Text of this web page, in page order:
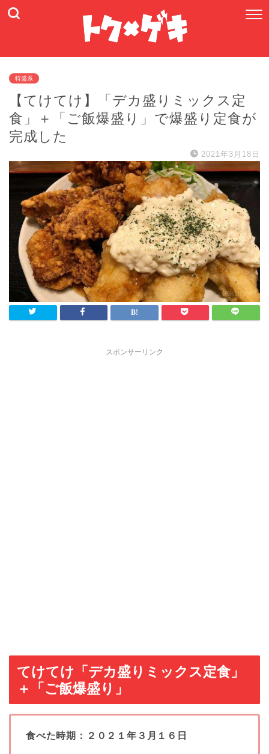
特盛系
【てけてけ】「デカ盛りミックス定
食」＋「ご飯爆盛り」で爆盛り定食が
完成した
2021年3月18日
スポンサーリンク
てけてけ「デカ盛りミックス定食」
＋「ご飯爆盛り」
食べた時期：２０２１年３月１６日